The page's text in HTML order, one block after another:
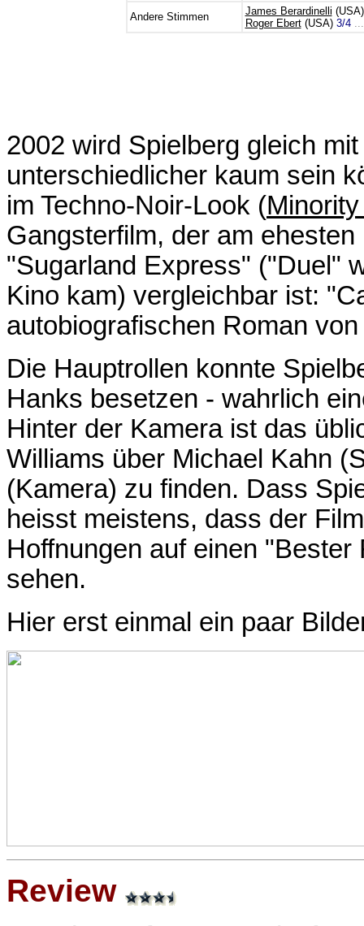
Andere Stimmen
James Berardinelli
Roger Ebert(USA) 3/4
2002 wird Spielberg gleich
unterschiedlicher kaum sein
im Techno-Noir-Look (
Gangsterfilm, der am
"Sugarland Express" ("Duel"
Kino kam) vergleichbar ist:
autobiografischen Roman
Die Hauptrollen konnte
Hanks besetzen - wahrlich
Hinter der Kamera ist das
Williams über Michael Kahn
(Kamera) zu finden. Dass
heisst meistens, dass der
Hoffnungen auf einen
sehen.
Hier erst einmal ein paar
Review